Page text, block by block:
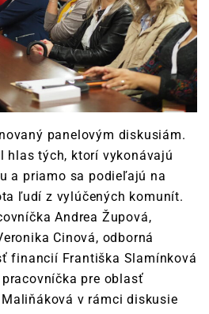
panelovým diskusiám.
hlas tých, ktorí vykonávajú
a priamo sa podieľajú na
ľudí z vylúčených komunít.
Andrea Župová,
Cinová, odborná
financií Františka Slamínková
pre oblasť
v rámci diskusie